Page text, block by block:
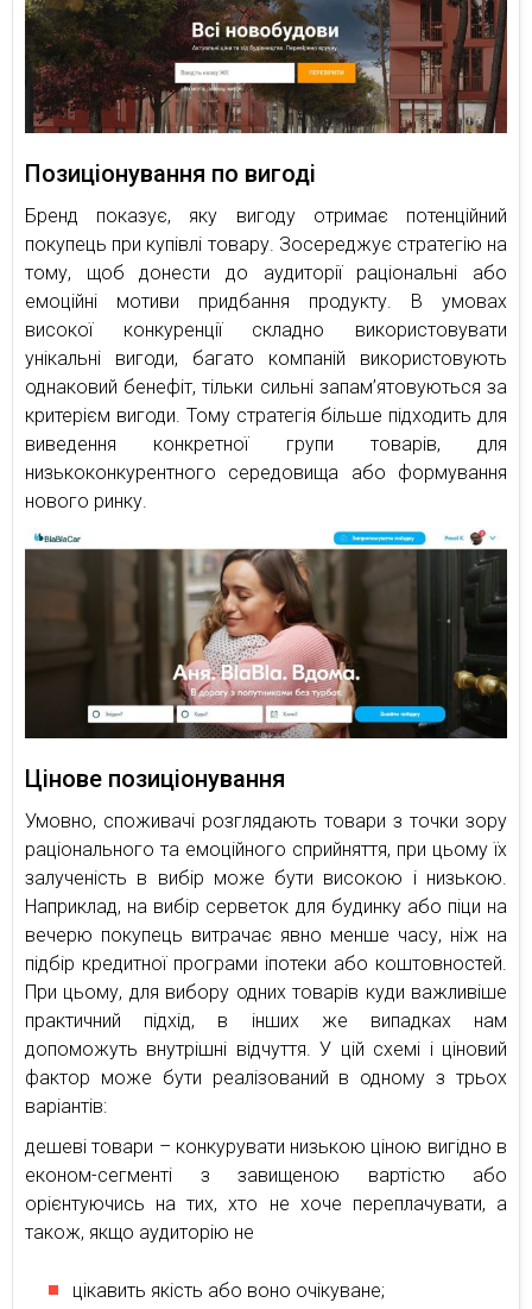
Позиціонування по вигоді
Бренд показує, яку вигоду отримає потенційний
покупець при купівлі товару. Зосереджує стратегію на
тому, щоб донести до аудиторії раціональні або
емоційні мотиви придбання продукту. В умовах
високої конкуренції складно використовувати
унікальні вигоди, багато компаній використовують
однаковий бенефіт, тільки сильні запам’ятовуються за
критерієм вигоди. Тому стратегія більше підходить для
виведення конкретної групи товарів, для
низькоконкурентного середовища або формування
нового ринку.
Цінове позиціонування
Умовно, споживачі розглядають товари з точки зору
раціонального та емоційного сприйняття, при цьому їх
залученість в вибір може бути високою і низькою.
Наприклад, на вибір серветок для будинку або піци на
вечерю покупець витрачає явно менше часу, ніж на
підбір кредитної програми іпотеки або коштовностей.
При цьому, для вибору одних товарів куди важливіше
практичний підхід, в інших же випадках нам
допоможуть внутрішні відчуття. У цій схемі і ціновий
фактор може бути реалізований в одному з трьох
варіантів:
дешеві товари – конкурувати низькою ціною вигідно в
економ-сегменті з завищеною вартістю або
орієнтуючись на тих, хто не хоче переплачувати, а
також, якщо аудиторію не
цікавить якість або воно очікуване;